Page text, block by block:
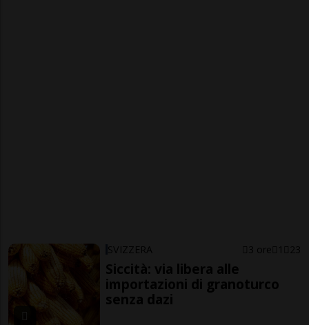
SVIZZERA 3 ore 1 23
Siccità: via libera alle
importazioni di granoturco
senza dazi